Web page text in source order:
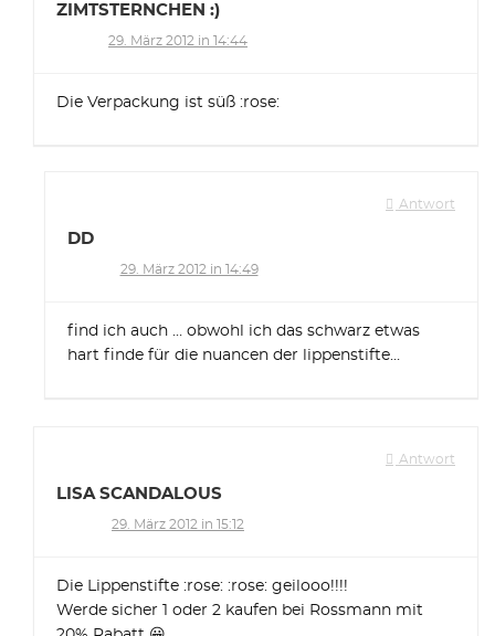
ZIMTSTERNCHEN :)
29. März 2012 in 14:44
Die Verpackung ist süß :rose:
Antwort
DD
29. März 2012 in 14:49
find ich auch … obwohl ich das schwarz etwas
hart finde für die nuancen der lippenstifte…
Antwort
LISA SCANDALOUS
29. März 2012 in 15:12
Die Lippenstifte :rose: :rose: geilooo!!!!
Werde sicher 1 oder 2 kaufen bei Rossmann mit